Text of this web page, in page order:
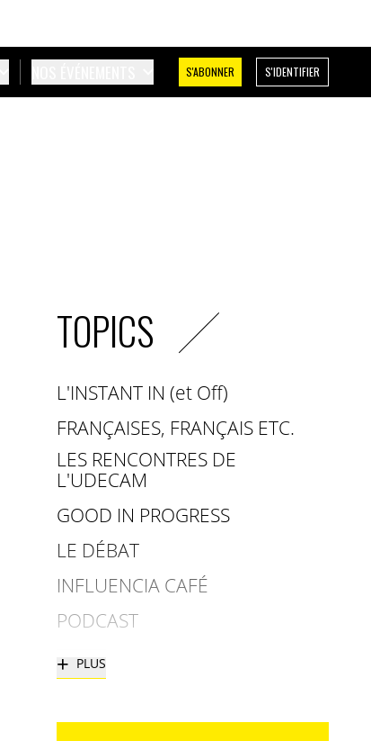
S'ABONNER S'IDENTIFIER
TOPICS
L'INSTANT IN (et Off)
FRANÇAISES, FRANÇAIS ETC.
LES RENCONTRES DE
L'UDECAM
GOOD IN PROGRESS
LE DÉBAT
INFLUENCIA CAFÉ
PODCAST
+ PLUS